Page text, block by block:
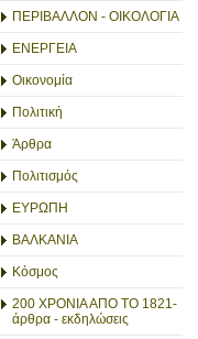
ΠΕΡΙΒΑΛΛΟΝ - ΟΙΚΟΛΟΓΙΑ
ΕΝΕΡΓΕΙΑ
Οικονομία
Πολιτική
Άρθρα
Πολιτισμός
ΕΥΡΩΠΗ
ΒΑΛΚΑΝΙΑ
Κόσμος
200 ΧΡΟΝΙΑ ΑΠΟ ΤΟ 1821-
άρθρα - εκδηλώσεις